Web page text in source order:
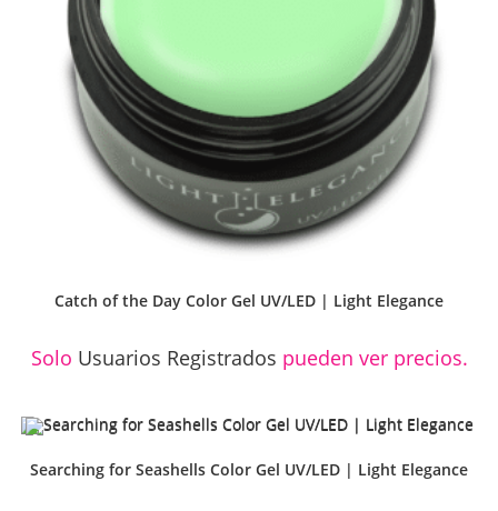
Catch of the Day Color Gel UV/LED | Light Elegance
Solo Usuarios Registrados pueden ver precios.
Searching for Seashells Color Gel UV/LED | Light Elegance